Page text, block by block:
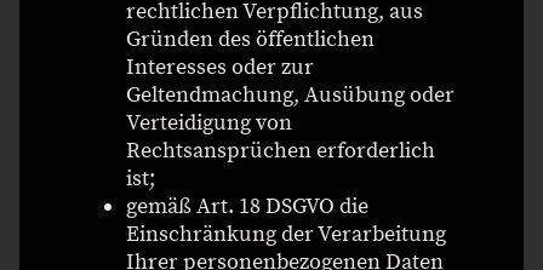
rechtlichen Verpflichtung, aus
Gründen des öffentlichen
Interesses oder zur
Geltendmachung, Ausübung oder
Verteidigung von
Rechtsansprüchen erforderlich
ist;
gemäß Art. 18 DSGVO die
Einschränkung der Verarbeitung
Ihrer personenbezogenen Daten